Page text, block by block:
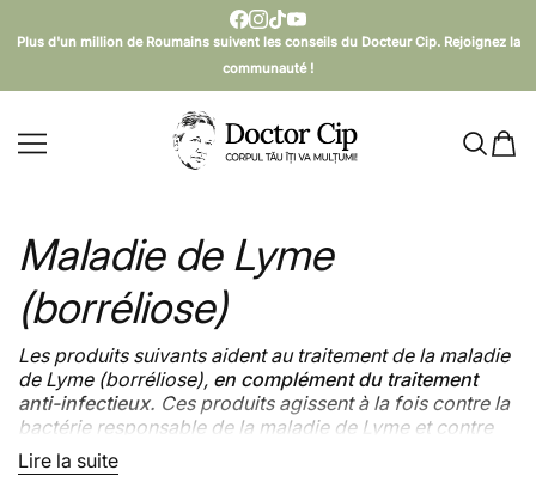
Plus d'un million de Roumains suivent les conseils du Docteur Cip. Rejoignez la
communauté !
Doctor Cip - Corpul tău îți va mulțumi!
Maladie de Lyme
(borréliose)
Les produits suivants aident au traitement de la maladie
de Lyme (borréliose), en complément du traitement
anti-infectieux. Ces produits agissent à la fois contre la
bactérie responsable de la maladie de Lyme et contre
les symptômes (fatigue, douleurs, brouillard mental), qui
persistent souvent longtemps même après la
Lire la suite
Lire moins